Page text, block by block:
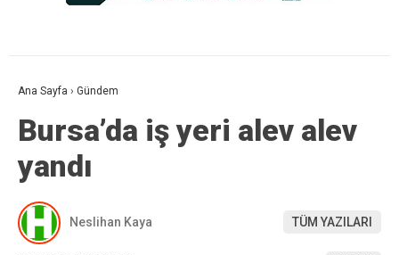
Ana Sayfa › Gündem
Bursa’da iş yeri alev alev
yandı
Neslihan Kaya TÜM YAZILARI